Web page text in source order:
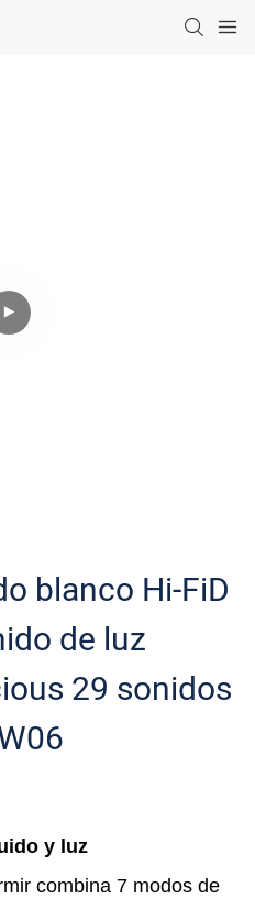
blanco Hi-FiD
de luz
29 sonidos
y luz
combina 7 modos de